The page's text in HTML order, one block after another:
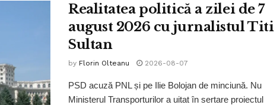
Realitatea politică a zilei de 7
august 2026 cu jurnalistul Titi
Sultan
by Florin Olteanu 2026-08-07
PSD acuză PNL și pe Ilie Bolojan de minciună. Nu
Ministerul Transporturilor a uitat în sertare proiectul